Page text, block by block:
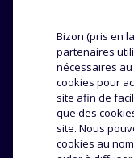
EXPERTISE
Méthodologie
Distribution
Analyse produit
ENTREPRISE
Bizon (pris en
partenaires
nécessaires
cookies pour
site afin de
que des
site. Nous
cookies au